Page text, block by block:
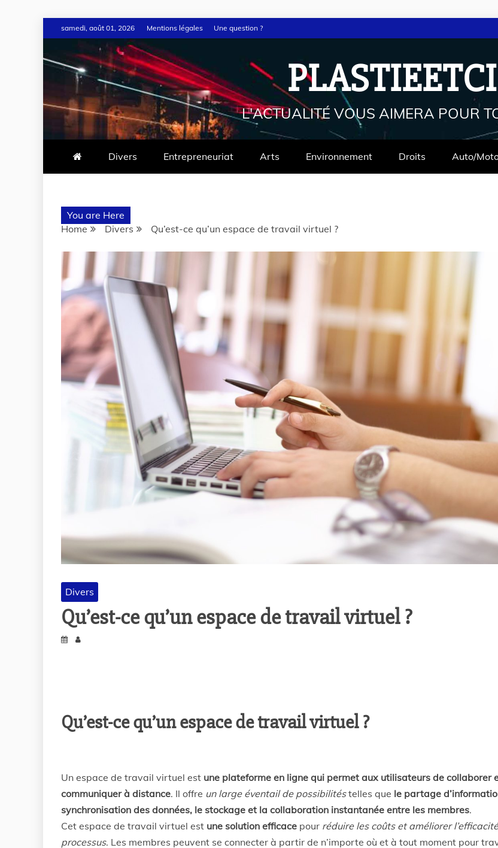
samedi, août 01, 2026 Mentions légales Une question ?
L'ACTUALITÉ VOUS AIMERA POUR
Divers Entrepreneuriat Arts Environnement Droits Auto/
You are Here
Home
Divers Qu’est-ce qu’un espace de travail virtuel ?
Divers
Qu’est-ce qu’un espace de travail virtuel ?
Qu’est-ce qu’un espace de travail virtuel ?
Un espace de travail virtuel est une plateforme en ligne qui permet aux utilisateurs de collaborer
communiquer à distance. Il offre un large éventail de possibilitéstelles que le partage
synchronisation des données, le stockage et la collaboration instantanée entre les membres.
Cet espace de travail virtuel est une solution efficace pour réduire les coûts et améliorer
processus. Les membres peuvent se connecter à partir de n’importe où et à tout moment pour